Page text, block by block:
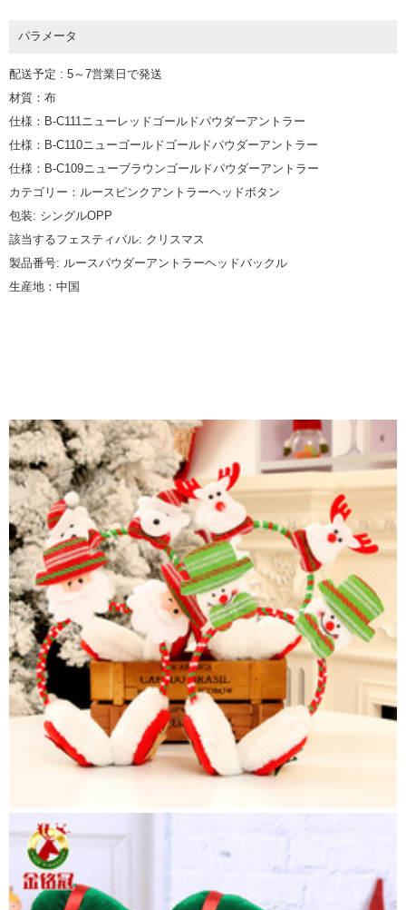
パラメータ
配送予定 : 5～7営業日で発送
材質：布
仕様：B-C111ニューレッドゴールドパウダーアントラー
仕様：B-C110ニューゴールドゴールドパウダーアントラー
仕様：B-C109ニューブラウンゴールドパウダーアントラー
カテゴリー：ルースピンクアントラーヘッドボタン
包装: シングルOPP
該当するフェスティバル: クリスマス
製品番号: ルースパウダーアントラーヘッドバックル
生産地：中国